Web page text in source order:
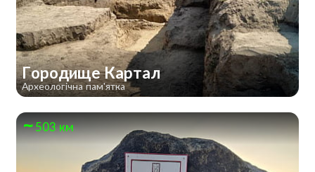
Городище Картал
Археологічна пам'ятка
503 км